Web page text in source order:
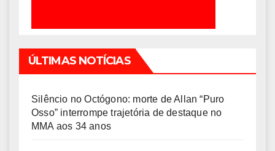
ÚLTIMAS NOTÍCIAS
Silêncio no Octógono: morte de Allan “Puro
Osso” interrompe trajetória de destaque no
MMA aos 34 anos